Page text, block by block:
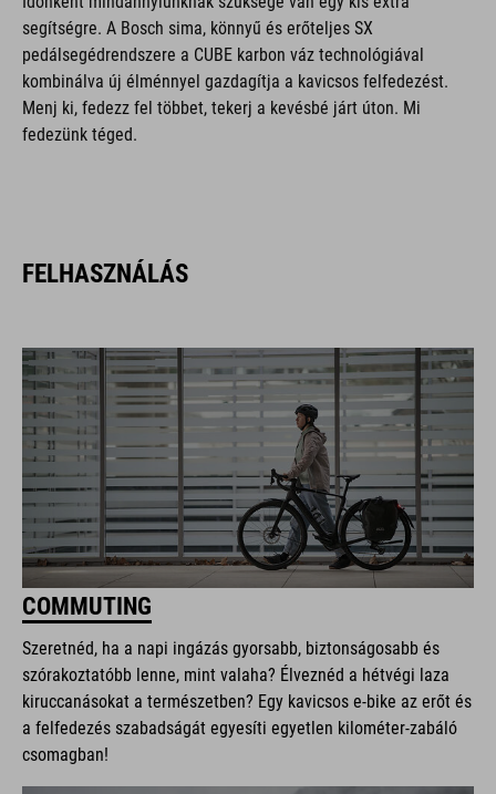
segítségre. A Bosch sima, könnyű és erőteljes SX
pedálsegédrendszere a CUBE karbon váz technológiával
kombinálva új élménnyel gazdagítja a kavicsos felfedezést.
Menj ki, fedezz fel többet, tekerj a kevésbé járt úton. Mi
fedezünk téged.
FELHASZNÁLÁS
COMMUTING
Szeretnéd, ha a napi ingázás gyorsabb, biztonságosabb és
szórakoztatóbb lenne, mint valaha? Élveznéd a hétvégi laza
kiruccanásokat a természetben? Egy kavicsos e-bike az erőt és
a felfedezés szabadságát egyesíti egyetlen kilométer-zabáló
csomagban!